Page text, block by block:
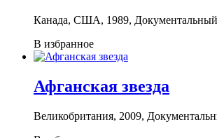
Канада, США, 1989,
В избранное
Афганская звезда
Великобритания, 2009,